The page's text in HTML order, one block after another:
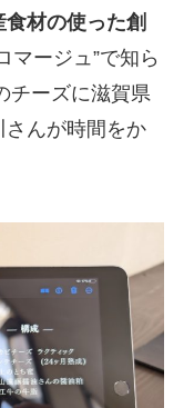
材の使った創
マージュ”で知ら
チーズに滋賀県
さんが時間をか